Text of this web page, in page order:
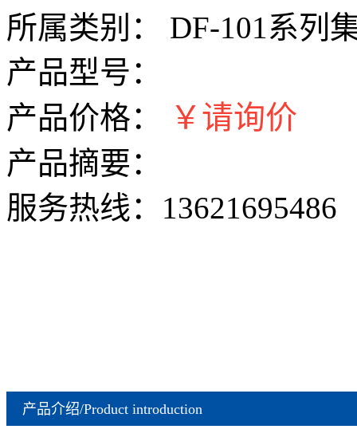
所属类别： DF-101系列
产品型号：
产品价格：
￥请询价
产品摘要：
服务热线： 13621695486
产品介绍/Product introduction